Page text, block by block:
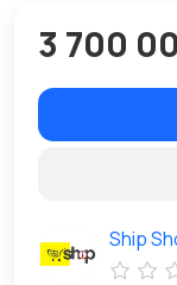
3 700
Ship